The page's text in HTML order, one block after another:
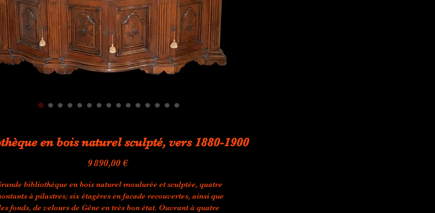
en bois naturel sculpté, vers 1880-1900
9 890,00 €Prix
bibliothèque en bois naturel moulurée et sculptée, quatre
à pilastres; six étagères en facade recouvertes, ainsi que
fonds, de velours de Gêne en très bon état. Ouvrant à quatre